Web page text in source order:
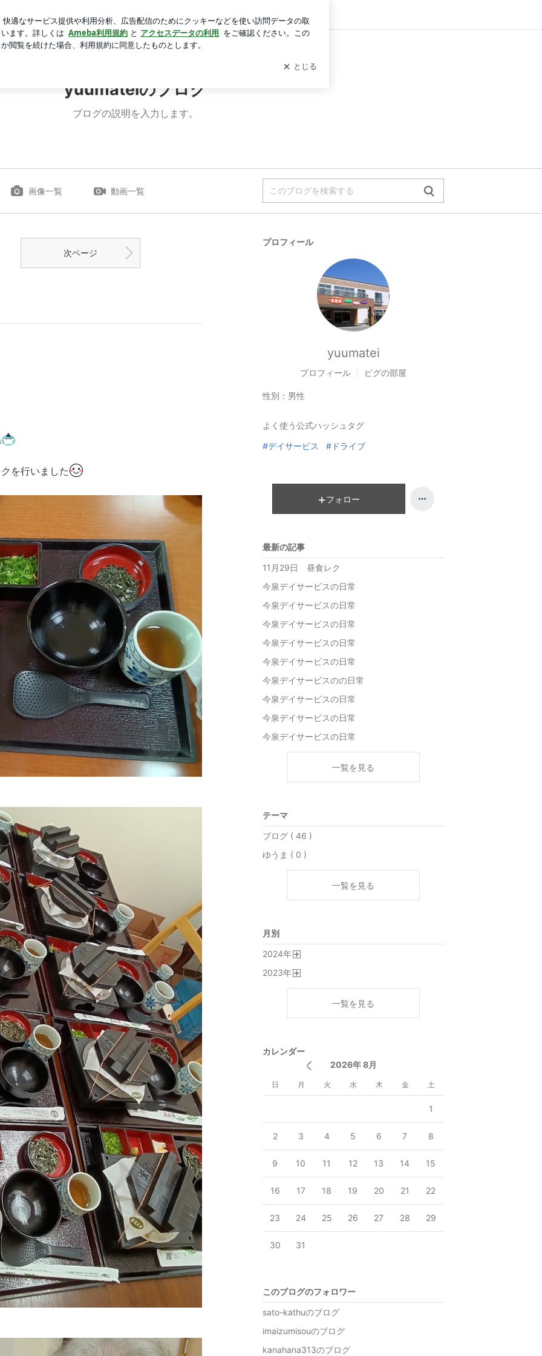
新規登録 ログイン
yuumateiのブログ
ブログの説明を入力します。
画像一覧 動画一覧
次ページ
を行いました
プロフィール
yuumatei
プロフィール ピグの部屋
性別： 男性
よく使う公式ハッシュタグ
#デイサービス #ドライブ
フォロー
最新の記事
11月29日 昼食レク
今泉デイサービスの日常
今泉デイサービスの日常
今泉デイサービスの日常
今泉デイサービスの日常
今泉デイサービスの日常
今泉デイサービスのの日常
今泉デイサービスの日常
今泉デイサービスの日常
今泉デイサービスの日常
一覧を見る
テーマ
ブログ ( 46 )
ゆうま ( 0 )
一覧を見る
月別
2024年
2023年
一覧を見る
カレンダー
2026年 8月
日 月 火 水 木 金 土
1
2 3 4 5 6 7 8
9 10 11 12 13 14 15
16 17 18 19 20 21 22
23 24 25 26 27 28 29
30 31
このブログのフォロワー
sato-kathuのブログ
imaizumisouのブログ
kanahana313のブログ